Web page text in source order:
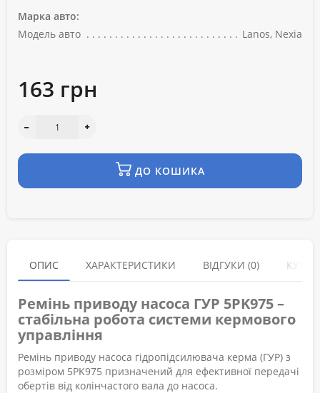
Марка авто:
Модель авто
Lanos, Nexia
163 грн
ДО КОШИКА
ОПИС ХАРАКТЕРИСТИКИ ВІДГУКИ (0)
Ремінь приводу насоса ГУР 5PK975 –
стабільна робота системи кермового
управління
Ремінь приводу насоса гідропідсилювача керма (ГУР) з
розміром 5PK975 призначений для ефективної передачі
обертів від колінчастого вала до насоса.